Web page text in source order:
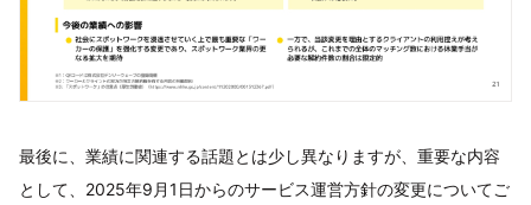
最後に、業績に関連する話題とは少し異なりますが、重要な内容
として、2025年9月1日からのサービス運営方針の変更についてご